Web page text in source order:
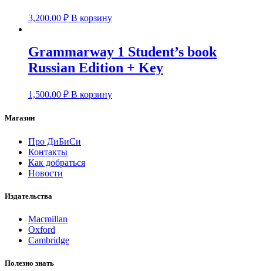
3,200.00 ₽ В корзину
Grammarway 1 Student’s book
Russian Edition + Key
1,500.00 ₽ В корзину
Магазин
Про ДиБиСи
Контакты
Как добраться
Новости
Издательства
Macmillan
Oxford
Cambridge
Полезно знать